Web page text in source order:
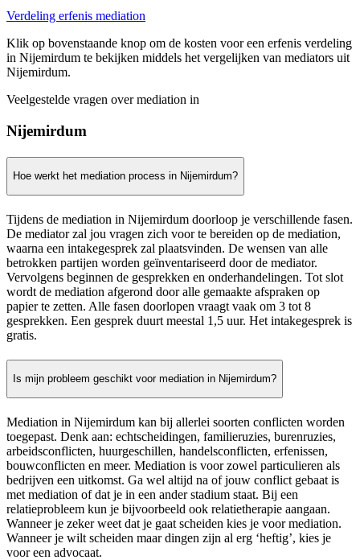
Verdeling erfenis mediation
Klik op bovenstaande knop om de kosten voor een erfenis verdeling
in Nijemirdum te bekijken middels het vergelijken van mediators uit
Nijemirdum.
Veelgestelde vragen over mediation in
Nijemirdum
Hoe werkt het mediation process in Nijemirdum?
Tijdens de mediation in Nijemirdum doorloop je verschillende fasen.
De mediator zal jou vragen zich voor te bereiden op de mediation,
waarna een intakegesprek zal plaatsvinden. De wensen van alle
betrokken partijen worden geïnventariseerd door de mediator.
Vervolgens beginnen de gesprekken en onderhandelingen. Tot slot
wordt de mediation afgerond door alle gemaakte afspraken op
papier te zetten. Alle fasen doorlopen vraagt vaak om 3 tot 8
gesprekken. Een gesprek duurt meestal 1,5 uur. Het intakegesprek is
gratis.
Is mijn probleem geschikt voor mediation in Nijemirdum?
Mediation in Nijemirdum kan bij allerlei soorten conflicten worden
toegepast. Denk aan: echtscheidingen, familieruzies, burenruzies,
arbeidsconflicten, huurgeschillen, handelsconflicten, erfenissen,
bouwconflicten en meer. Mediation is voor zowel particulieren als
bedrijven een uitkomst. Ga wel altijd na of jouw conflict gebaat is
met mediation of dat je in een ander stadium staat. Bij een
relatieprobleem kun je bijvoorbeeld ook relatietherapie aangaan.
Wanneer je zeker weet dat je gaat scheiden kies je voor mediation.
Wanneer je wilt scheiden maar dingen zijn al erg ‘heftig’, kies je
voor een advocaat.